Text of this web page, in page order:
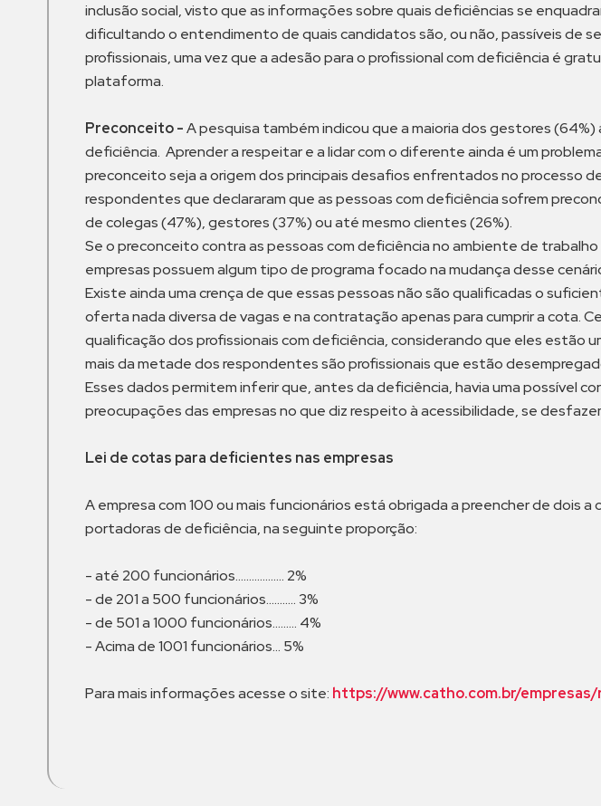
inclusão social, visto que as informações sobre quais deficiências se
dificultando o entendimento de quais candidatos são, ou não, passíveis de
profissionais, uma vez que a adesão para o profissional com deficiência é
plataforma.
Preconceito -A pesquisa também indicou que a maioria dos gestores
deficiência. Aprender a respeitar e a lidar com o diferente ainda é um
preconceito seja a origem dos principais desafios enfrentados no processo
respondentes que declararam que as pessoas com deficiência sofrem
de colegas (47%), gestores (37%) ou até mesmo clientes (26%).
Se o preconceito contra as pessoas com deficiência no ambiente de
empresas possuem algum tipo de programa focado na mudança desse
Existe ainda uma crença de que essas pessoas não são qualificadas o
oferta nada diversa de vagas e na contratação apenas para cumprir a cota.
qualificação dos profissionais com deficiência, considerando que eles estão
mais da metade dos respondentes são profissionais que estão
Esses dados permitem inferir que, antes da deficiência, havia uma possível
preocupações das empresas no que diz respeito à acessibilidade, se
Lei de cotas para deficientes nas empresas
A empresa com 100 ou mais funcionários está obrigada a preencher de dois
portadoras de deficiência, na seguinte proporção:
- até 200 funcionários.................. 2%
- de 201 a 500 funcionários........... 3%
- de 501 a 1000 funcionários......... 4%
- Acima de 1001 funcionários... 5%
Para mais informações acesse o site: https://www.catho.com.br/